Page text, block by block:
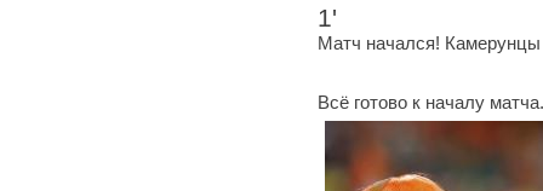
1'
Матч начался! Камерунцы
Всё готово к началу матча.